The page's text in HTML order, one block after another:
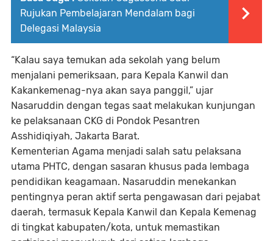
Rujukan Pembelajaran Mendalam bagi
Delegasi Malaysia
“Kalau saya temukan ada sekolah yang belum
menjalani pemeriksaan, para Kepala Kanwil dan
Kakankemenag-nya akan saya panggil,” ujar
Nasaruddin dengan tegas saat melakukan kunjungan
ke pelaksanaan CKG di Pondok Pesantren
Asshidiqiyah, Jakarta Barat.
Kementerian Agama menjadi salah satu pelaksana
utama PHTC, dengan sasaran khusus pada lembaga
pendidikan keagamaan. Nasaruddin menekankan
pentingnya peran aktif serta pengawasan dari pejabat
daerah, termasuk Kepala Kanwil dan Kepala Kemenag
di tingkat kabupaten/kota, untuk memastikan